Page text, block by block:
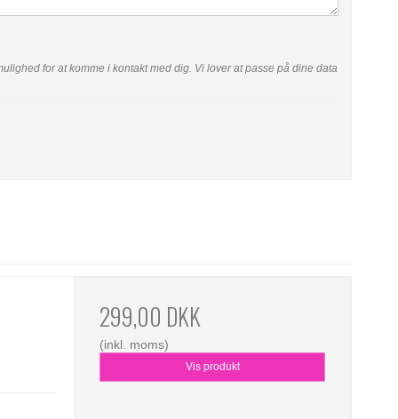
for at komme i kontakt med dig. Vi lover at passe på dine data
299,00 DKK
(inkl. moms)
Vis produkt